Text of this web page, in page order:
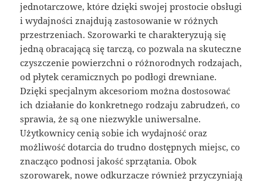
jednotarczowe, które dzięki swojej prostocie obsługi
i wydajności znajdują zastosowanie w różnych
przestrzeniach. Szorowarki te charakteryzują się
jedną obracającą się tarczą, co pozwala na skuteczne
czyszczenie powierzchni o różnorodnych rodzajach,
od płytek ceramicznych po podłogi drewniane.
Dzięki specjalnym akcesoriom można dostosować
ich działanie do konkretnego rodzaju zabrudzeń, co
sprawia, że są one niezwykle uniwersalne.
Użytkownicy cenią sobie ich wydajność oraz
możliwość dotarcia do trudno dostępnych miejsc, co
znacząco podnosi jakość sprzątania. Obok
szorowarek, nowe odkurzacze również przyczyniają